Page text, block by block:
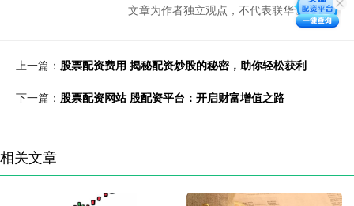
文章为作者独立观点，不代表联华证券观点
上一篇： 股票配资费用 揭秘配资炒股的秘密，助你轻松获利
下一篇： 股票配资网站 股配资平台：开启财富增值之路
相关文章